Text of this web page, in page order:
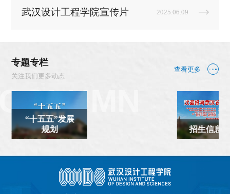
武汉设计工程学院宣传片 2025.06.09
专题专栏
关注我们更多动态
查看更多
“十五五”发展
规划
招生信息网